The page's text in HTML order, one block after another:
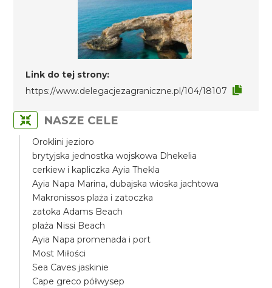
Link do tej strony:
https://www.delegacjezagraniczne.pl/104/18107
NASZE CELE
Oroklini jezioro
brytyjska jednostka wojskowa Dhekelia
cerkiew i kapliczka Ayia Thekla
Ayia Napa Marina, dubajska wioska jachtowa
Makronissos plaża i zatoczka
zatoka Adams Beach
plaża Nissi Beach
Ayia Napa promenada i port
Most Miłości
Sea Caves jaskinie
Cape greco półwysep